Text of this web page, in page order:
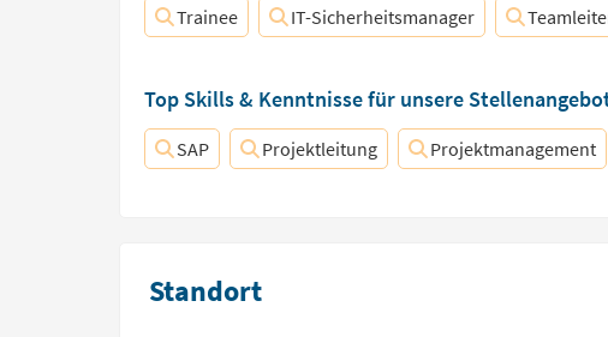
Trainee IT-Sicherheitsmanager
Top Skills & Kenntnisse für unsere
SAP Projektleitung Projektmanagement
Standort